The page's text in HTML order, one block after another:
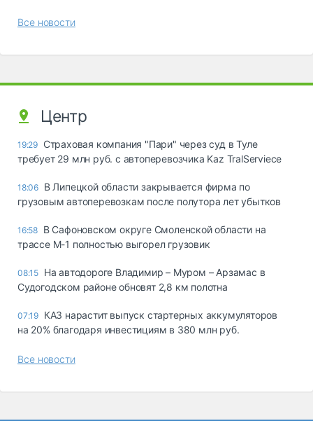
Все новости
Центр
19:29 Страховая компания "Пари" через суд в Туле
требует 29 млн руб. с автоперевозчика Kaz TralServiece
18:06 В Липецкой области закрывается фирма по
грузовым автоперевозкам после полутора лет убытков
16:58 В Сафоновском округе Смоленской области на
трассе М-1 полностью выгорел грузовик
08:15 На автодороге Владимир – Муром – Арзамас в
Судогодском районе обновят 2,8 км полотна
07:19 КАЗ нарастит выпуск стартерных аккумуляторов
на 20% благодаря инвестициям в 380 млн руб.
Все новости